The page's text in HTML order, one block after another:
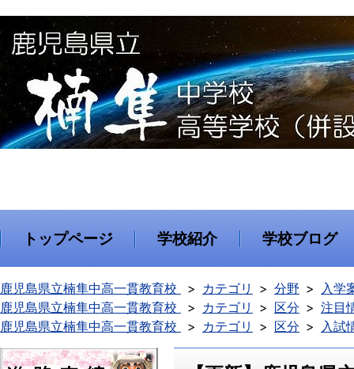
トップページ 学校紹介 学校ブログ
鹿児島県立楠隼中高一貫教育校 カテゴリ 分野
入学
鹿児島県立楠隼中高一貫教育校
カテゴリ 区分
注目
鹿児島県立楠隼中高一貫教育校
カテゴリ 区分 入試